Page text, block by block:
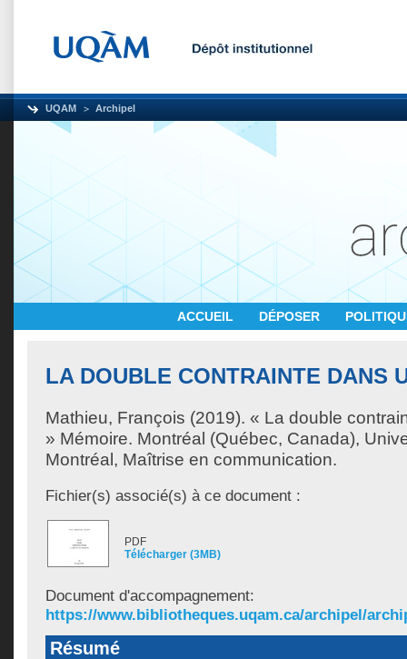
UQAM Archipel
ACCUEIL DÉPOSER
LA DOUBLE CONTRAINTE DANS
Mathieu, François (2019). « La double
» Mémoire. Montréal (Québec, Canada),
Montréal, Maîtrise en communication.
Fichier(s) associé(s) à ce document :
PDF
Télécharger (3MB)
Document d'accompagnement:
https://www.bibliotheques.uqam.ca/archipel/
Résumé